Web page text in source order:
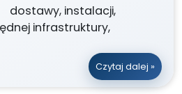
dostawy, instalacji,
infrastruktury,
Czytaj dalej »